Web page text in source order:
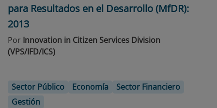
para Resultados en el Desarrollo (MfDR):
2013
Por Innovation in Citizen Services Division
(VPS/IFD/ICS)
Sector Público Economía
Sector Financiero
Gestión